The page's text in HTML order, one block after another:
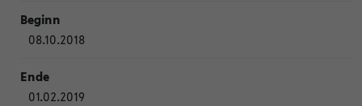
08.10.2018
01.02.2019